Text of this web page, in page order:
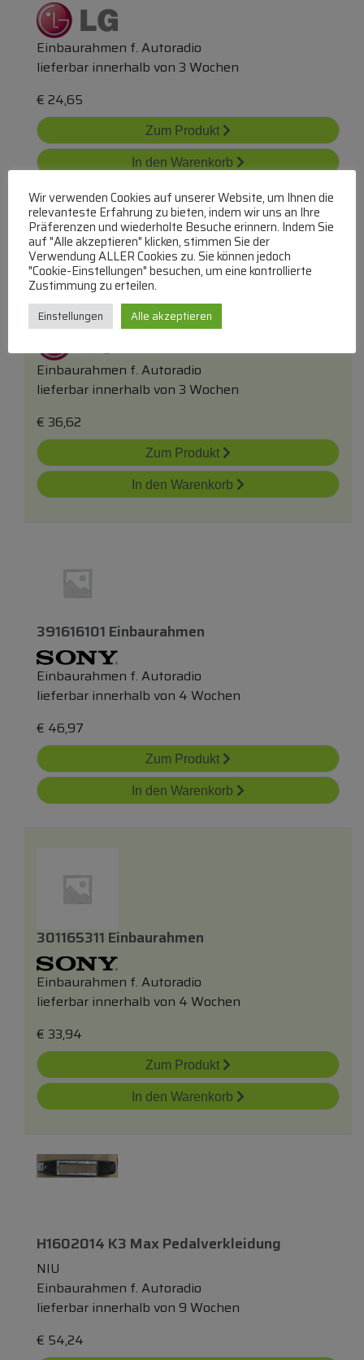
Einbaurahmen f. Autoradio
lieferbar innerhalb von 3 Wochen
€ 24,65
Zum Produkt
In den Warenkorb
Agl73953701 Panel
Einbaurahmen f. Autoradio
lieferbar innerhalb von 3 Wochen
€ 36,62
Zum Produkt
In den Warenkorb
391616101 Einbaurahmen
Einbaurahmen f. Autoradio
lieferbar innerhalb von 4 Wochen
€ 46,97
Zum Produkt
In den Warenkorb
301165311 Einbaurahmen
Einbaurahmen f. Autoradio
lieferbar innerhalb von 4 Wochen
€ 33,94
Zum Produkt
In den Warenkorb
H1602014 K3 Max Pedalverkleidung
NIU
Einbaurahmen f. Autoradio
lieferbar innerhalb von 9 Wochen
€ 54,24
Wir verwenden Cookies auf unserer Website, um Ihnen die
relevanteste Erfahrung zu bieten, indem wir uns an Ihre
Präferenzen und wiederholte Besuche erinnern. Indem Sie
auf "Alle akzeptieren" klicken, stimmen Sie der
Verwendung ALLER Cookies zu. Sie können jedoch
"Cookie-Einstellungen" besuchen, um eine kontrollierte
Zustimmung zu erteilen.
Einstellungen Alle akzeptieren